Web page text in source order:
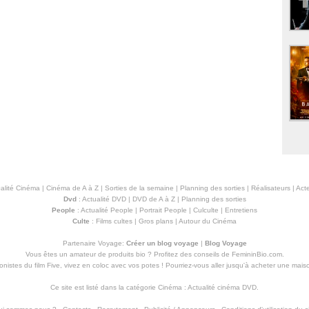
Cinéma | Cinéma de A à Z| Sorties de la semaine | Planning des sorties| Réalisateurs|
Dvd: Actualité DVD| DVD de A à Z| Planning des sorties
People : Actualité People | Portrait People | Culculte | Entretiens
Culte : Films cultes | Gros plans | Autour du Cinéma
Partenaire Voyage: Créer un blog voyage | Blog Voyage
Vous êtes un amateur de produits bio ? Profitez des conseils de FemininBio.com.
du film Five, vivez en coloc avec vos potes ! Pourriez-vous aller jusqu'à acheter une
Ce site est listé dans la catégorie Cinéma : Actualité cinéma DVD